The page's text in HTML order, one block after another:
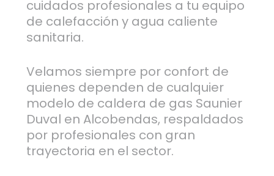
cuidados profesionales a tu equipo
de calefacción y agua caliente
sanitaria.
Velamos siempre por confort de
quienes dependen de cualquier
modelo de caldera de gas Saunier
Duval en Alcobendas, respaldados
por profesionales con gran
trayectoria en el sector.